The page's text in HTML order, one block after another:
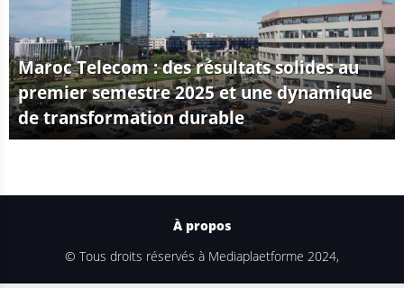
Maroc Telecom : des résultats solides au
premier semestre 2025 et une dynamique
de transformation durable
© Tous droits réservés à Mediaplaetforme 2024,
À propos